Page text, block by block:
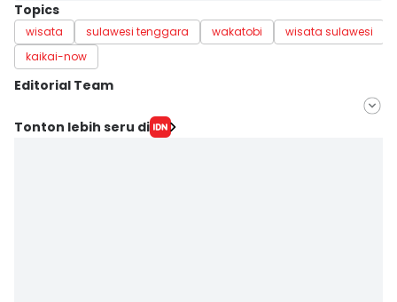
Topics
wisata sulawesi tenggara wakatobi wisata sulawesi
kaikai-now
Editorial Team
Editor
Tonton lebih seru di